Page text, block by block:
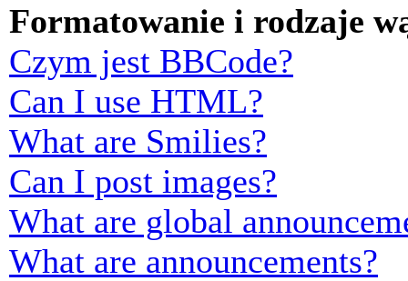
Formatowanie i rodzaje
Czym jest BBCode?
Can I use HTML?
What are Smilies?
Can I post images?
What are global
What are announcements?